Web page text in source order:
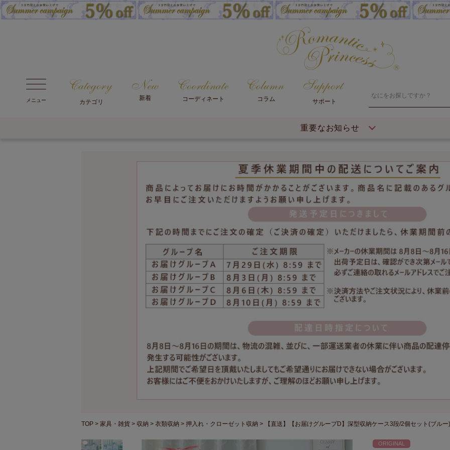
メニュー カテゴリ
新着 コーディネート コラム サポート
重要なお知らせ
TOP 家具・雑貨 収納 衣類収納 押入れ・クローゼット収納 【直送】【お届けグループD】深型収納ケース3段/2個セット(ブルー)
ORIGINAL